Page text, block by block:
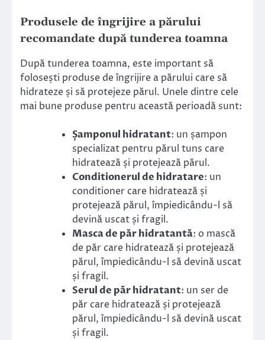
Produsele de îngrijire a părului
recomandate după tunderea toamna
După tunderea toamna, este important să
folosești produse de îngrijire a părului care să
hidrateze și să protejeze părul. Unele dintre cele
mai bune produse pentru această perioadă sunt:
Șamponul hidratant: un șampon
specializat pentru părul tuns care
hidratează și protejează părul.
Conditionerul de hidratare: un
conditioner care hidratează și
protejează părul, împiedicându-l să
devină uscat și fragil.
Masca de păr hidratantă: o mască
de păr care hidratează și protejează
părul, împiedicându-l să devină uscat
și fragil.
Serul de păr hidratant: un ser de
păr care hidratează și protejează
părul, împiedicându-l să devină uscat
și fragil.